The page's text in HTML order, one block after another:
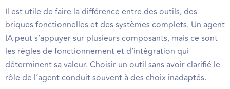
Il est utile de faire la différence entre des outils, des
briques fonctionnelles et des systèmes complets. Un agent
IA peut s’appuyer sur plusieurs composants, mais ce sont
les règles de fonctionnement et d’intégration qui
déterminent sa valeur. Choisir un outil sans avoir clarifié le
rôle de l’agent conduit souvent à des choix inadaptés.